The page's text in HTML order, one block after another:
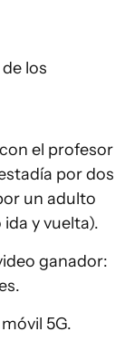
los
el profesor
por dos
un adulto
y vuelta).
ganador:
5G.